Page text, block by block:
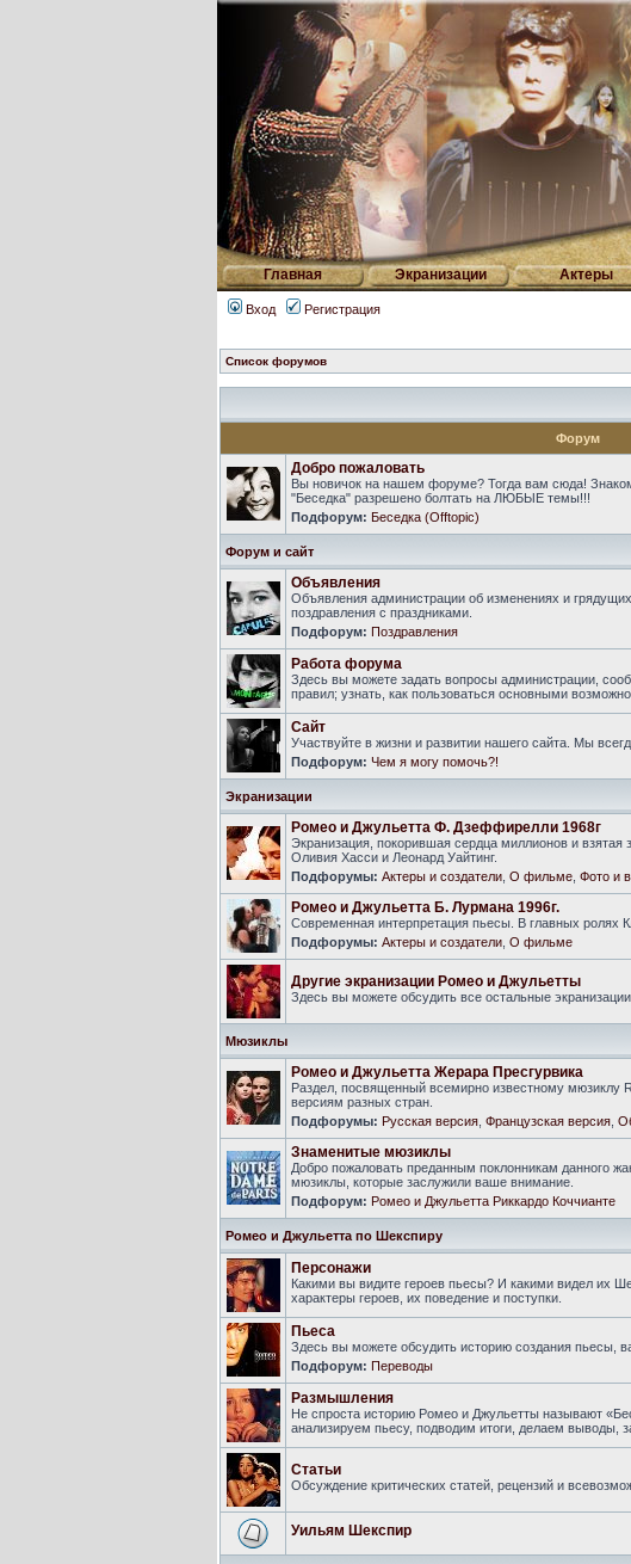
Главная Экранизации Актеры
Вход Регистрация
Список форумов
Форум
Добро пожаловать
Вы новичок на нашем форуме? Тогда вам сюда!
"Беседка" разрешено болтать на ЛЮБЫЕ темы!!!
Подфорум: Беседка (Offtopic)
Форум и сайт
Объявления
Объявления администрации об изменениях и
поздравления с праздниками.
Подфорум: Поздравления
Работа форума
Здесь вы можете задать вопросы администрации,
правил; узнать, как пользоваться основными
Сайт
Участвуйте в жизни и развитии нашего сайта. Мы
Подфорум: Чем я могу помочь?!
Экранизации
Ромео и Джульетта Ф. Дзеффирелли 1968г
Экранизация, покорившая сердца миллионов и взятая
Оливия Хасси и Леонард Уайтинг.
Подфорумы: Актеры и создатели О фильме Фото и
Ромео и Джульетта Б. Лурмана 1996г.
Современная интерпретация пьесы. В главных ролях
Подфорумы: Актеры и создатели О фильме
Другие экранизации Ромео и Джульетты
Здесь вы можете обсудить все остальные
Мюзиклы
Ромео и Джульетта Жерара Пресгурвика
Раздел, посвященный всемирно известному мюзиклу
версиям разных стран.
Подфорумы: Русская версия Французская версия
Знаменитые мюзиклы
Добро пожаловать преданным поклонникам данного
мюзиклы, которые заслужили ваше внимание.
Подфорум: Ромео и Джульетта Риккардо Коччианте
Ромео и Джульетта по Шекспиру
Персонажи
Какими вы видите героев пьесы? И какими видел их
характеры героев, их поведение и поступки.
Пьеса
Здесь вы можете обсудить историю создания пьесы,
Подфорум: Переводы
Размышления
Не спроста историю Ромео и Джульетты называют
анализируем пьесу, подводим итоги, делаем выводы,
Статьи
Обсуждение критических статей, рецензий и
Уильям Шекспир